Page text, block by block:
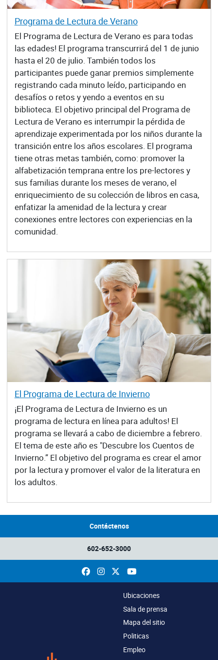
Programa de Lectura de Verano
El Programa de Lectura de Verano es para todas
las edades! El programa transcurrirá del 1 de junio
hasta el 20 de julio. También todos los
participantes puede ganar premios simplemente
registrando cada minuto leído, participando en
desafíos o retos y yendo a eventos en su
biblioteca. El objetivo principal del Programa de
Lectura de Verano es interrumpir la pérdida de
aprendizaje experimentada por los niños durante la
transición entre los años escolares. El programa
tiene otras metas también, como: promover la
alfabetización temprana entre los pre-lectores y
sus familias durante los meses de verano, el
enriquecimiento de su colección de libros en casa,
enfatizar la amenidad de la lectura y crear
conexiones entre lectores con experiencias en la
comunidad.
El Programa de Lectura de Invierno
¡El Programa de Lectura de Invierno es un
programa de lectura en línea para adultos! El
programa se llevará a cabo de diciembre a febrero.
El tema de este año es "Descubre los Cuentos de
Invierno.” El objetivo del programa es crear el amor
por la lectura y promover el valor de la literatura en
los adultos.
Contáctenos
602-652-3000
Facebook
InstagramYouTube
Ubicaciones
Sala de prensa
Mapa del sitio
Politicas
Empleo